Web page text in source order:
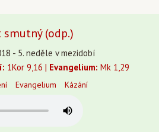
(odp.)
- 5. neděle v mezidobí
1Kor 9,16 | Evangelium: Mk 1,29
Evangelium Kázání